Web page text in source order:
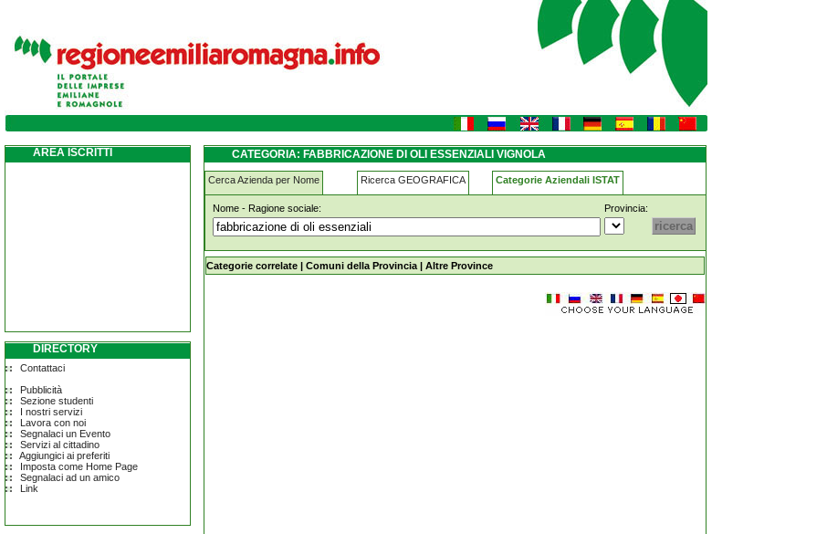
fabbricazione-di-oli-essenziali vignola
AREA ISCRITTI
DIRECTORY
Contattaci
Pubblicità
Sezione studenti
I nostri servizi
Lavora con noi
Segnalaci un Evento
Servizi al cittadino
Aggiungici ai preferiti
Imposta come Home Page
Segnalaci ad un amico
Link
CATEGORIA: FABBRICAZIONE DI OLI ESSENZIALI VIGNOLA
Cerca Azienda per Nome Ricerca GEOGRAFICA Categorie Aziendali ISTAT
Nome - Ragione sociale: Provincia:
fabbricazione-di-oli-essenziali vignola
Categorie correlate | Comuni della Provincia | Altre Province